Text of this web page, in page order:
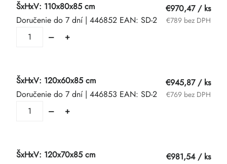
ŠxHxV: 110x80x85 cm
Doručenie do 7 dní | 446852 EAN: SD-2
€970,47 / ks
€789 bez DPH
ŠxHxV: 120x60x85 cm
Doručenie do 7 dní | 446853 EAN: SD-2
€945,87 / ks
€769 bez DPH
ŠxHxV: 120x70x85 cm
€981,54 / ks